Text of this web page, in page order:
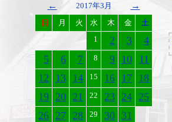
← 2017年3月 →
日 月 火 水 木 金
土
1
2 3
4
5
6 7 8 9 10
11
12
13 14 15 16 17 18
19 20 21 22 23 24 25
26 27 28 29 30 31